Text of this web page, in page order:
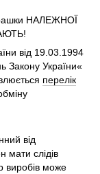
НАЛЕЖНОЇ
від 19.03.1994
Закону України«
перелік
від
мати слідів
виробів може